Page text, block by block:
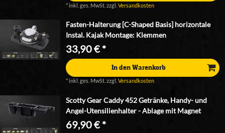
*inkl. ges. MwSt. zzgl.Versandkosten
Fasten-Halterung [C-Shaped Basis] horizontale
Instal. Kajak Montage: Klemmen
33,90 € *
In den Warenkorb
*inkl. ges. MwSt. zzgl.Versandkosten
Scotty Gear Caddy 452 Getränke, Handy- und
Angel-Utensilienhalter - Ablage mit Magnet
69,90 € *